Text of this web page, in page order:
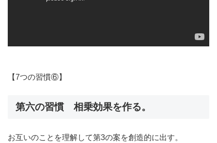
【7つの習慣⑥】
第六の習慣 相乗効果を作る。
お互いのことを理解して第3の案を創造的に出す。